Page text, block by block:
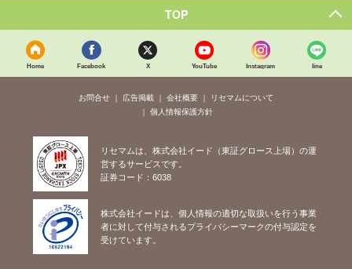
TOP
Home Facebook X YouTube Instagram line
お問合せ 広告掲載 会社概要
リセマムについて
個人情報保護方針
リセマムは、株式会社イード（東証グロース上場）の運
営するサービスです。
証券コード：6038
株式会社イードは、個人情報の適切な取扱いを行う事業
者に対して付与されるプライバシーマークの付与認定を
受けています。